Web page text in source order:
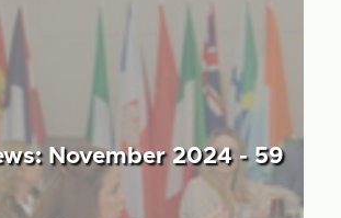
November 2024 - 59